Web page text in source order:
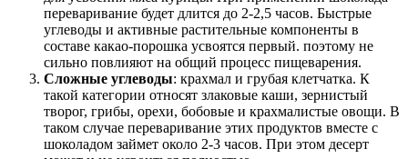
переваривание будет длится до 2-2,5 часов. Быстрые
углеводы и активные растительные компоненты в
составе какао-порошка усвоятся первый. поэтому не
сильно повлияют на общий процесс пищеварения.
Сложные углеводы: крахмал и грубая клетчатка. К
такой категории относят злаковые каши, зернистый
творог, грибы, орехи, бобовые и крахмалистые овощи. В
таком случае переваривание этих продуктов вместе с
шоколадом займет около 2-3 часов. При этом десерт